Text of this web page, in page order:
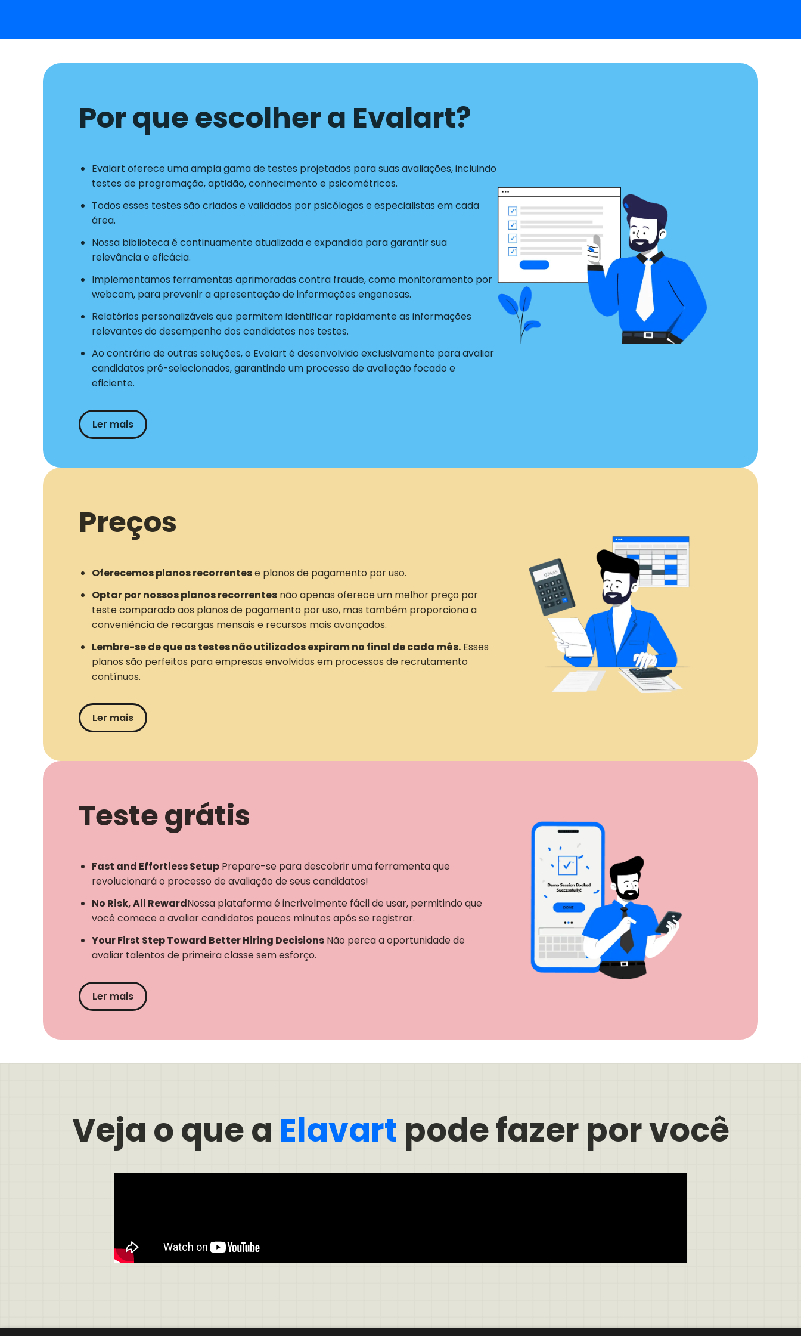
Por que escolher a Evalart?
Evalart oferece uma ampla gama de testes projetados para suas avaliações, incluindo
testes de programação, aptidão, conhecimento e psicométricos.
Todos esses testes são criados e validados por psicólogos e especialistas em cada
área.
Nossa biblioteca é continuamente atualizada e expandida para garantir sua
relevância e eficácia.
Implementamos ferramentas aprimoradas contra fraude, como monitoramento por
webcam, para prevenir a apresentação de informações enganosas.
Relatórios personalizáveis que permitem identificar rapidamente as informações
relevantes do desempenho dos candidatos nos testes.
Ao contrário de outras soluções, o Evalart é desenvolvido exclusivamente para avaliar
candidatos pré-selecionados, garantindo um processo de avaliação focado e
eficiente.
Ler mais
Preços
Oferecemos planos recorrentese planos de pagamento por uso.
Optar por nossos planos recorrentes não apenas oferece um melhor preço por
teste comparado aos planos de pagamento por uso, mas também proporciona a
conveniência de recargas mensais e recursos mais avançados.
Lembre-se de que os testes não utilizados expiram no final de cada mês. Esses
planos são perfeitos para empresas envolvidas em processos de recrutamento
contínuos.
Ler mais
Teste grátis
Fast and Effortless Setup Prepare-se para descobrir uma ferramenta que
revolucionará o processo de avaliação de seus candidatos!
No Risk, All RewardNossa plataforma é incrivelmente fácil de usar, permitindo que
você comece a avaliar candidatos poucos minutos após se registrar.
Your First Step Toward Better Hiring Decisions Não perca a oportunidade de
avaliar talentos de primeira classe sem esforço.
Ler mais
Veja o que a Elavart pode fazer por você